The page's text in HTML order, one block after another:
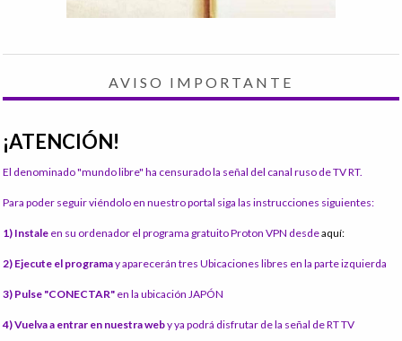
AVISO IMPORTANTE
¡ATENCIÓN!
El denominado "mundo libre" ha censurado la señal del canal ruso de TV RT.
Para poder seguir viéndolo en nuestro portal siga las instrucciones siguientes:
1) Instale en su ordenador el programa gratuito Proton VPN desdeaquí:
2) Ejecute el programay aparecerán tres Ubicaciones libres en la parte izquierda
3) Pulse "CONECTAR" en la ubicación JAPÓN
4) Vuelva a entrar en nuestra weby ya podrá disfrutar de la señal de RT TV